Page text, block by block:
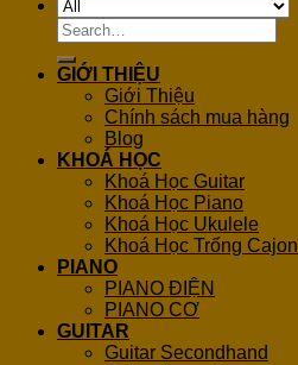
Search
for:
GIỚI THIỆU
Giới Thiệu
Chính sách mua hàng
Blog
KHOÁ HỌC
Khoá Học Guitar
Khoá Học Piano
Khoá Học Ukulele
Khoá Học Trống Cajon
PIANO
PIANO ĐIỆN
PIANO CƠ
GUITAR
Guitar Secondhand